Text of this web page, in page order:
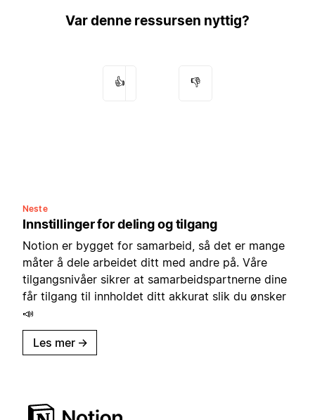
Var denne ressursen nyttig?
👍 👎
Neste
Innstillinger for deling og tilgang
Notion er bygget for samarbeid, så det er mange
måter å dele arbeidet ditt med andre på. Våre
tilgangsnivåer sikrer at samarbeidspartnerne dine
får tilgang til innholdet ditt akkurat slik du ønsker
📣
Les mer →